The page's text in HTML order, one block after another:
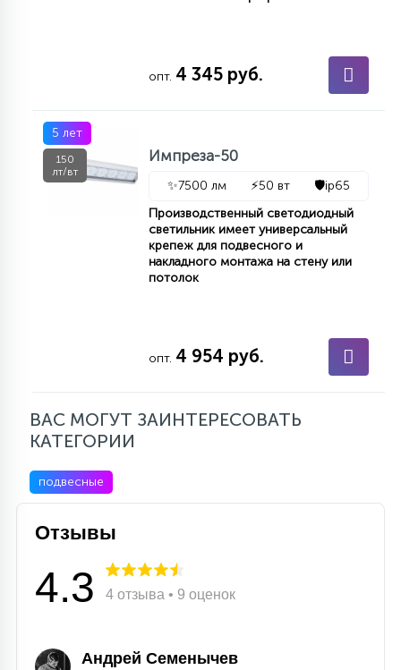
опт. 4 345 руб.
5 лет
150
лт/вт
Импреза-50
✨7500 лм ⚡50 вт 🛡️ip65
Производственный светодиодный
светильник имеет универсальный
крепеж для подвесного и
накладного монтажа на стену или
потолок
опт. 4 954 руб.
ВАС МОГУТ ЗАИНТЕРЕСОВАТЬ
КАТЕГОРИИ
подвесные
Отзывы
4.3 4 отзыва • 9 оценок
Андрей Семенычев